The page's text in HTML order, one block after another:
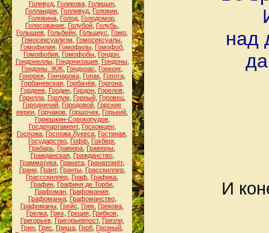
Голивуд, Голикова, Голицын,
Голландия Голливуд Головин
Головина Голод Голодомор
Голосование Голубой Голубь
Голышев Гольбейн Гольциус Гомо
Гомосексуализм
Гомосексуалы
Гомофилия, Гомофилы, Гомофоб,
Гомофобия Гомофобы Гондон
Гондонеллы, Гондонизация, Гондоны,
Гондоны. ЖЖ Гондурас Гонконг,
Гонорея, Гончарова, Гопак, Гопота,
Горбаневская, Горбачёв, Горгона,
Гордеев, Гордин, Гордон, Горелов,
Горилла, Горлум Горный, Горовец,
Городничий Городовой Горские
евреи Горчаков Горшочек Горький
Горюшкин-Сорокопудов,
Госдепартамент, Госкомцен,
Госпожа Госпожа Лукеса Гостиная
Государство Гофф Гохберг,
Грабарь Гравюра Гравюры
Гражданская, Гражданство,
Грамматика Граната Гранатомёт,
Грани, Грант, Гранты, Грасскиллер,
Грассскиллер Граф Графика
Графин, Графиня де Торби,
Графоман, Графомания,
Графоманка, Графоманство,
Графоманы Грейс Грек Грекова
Грелка, Грех Греция, Грибков,
Григорьев, Григорьевпост, Гризли,
Грин Грис Гриша Гроб Грозный
над
И